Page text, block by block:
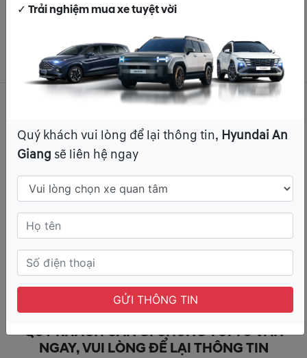
DOANH
TẠI SAO CHỌN CHÚNG TÔI
CAM KẾT GIÁ BÁN RẺ NHẤT
ĐẠI LÝ KHUYẾN MÃI NHIỀU NHẤT
CHĂM SÓC KHÁCH HÀNG NHIỆT TÌNH NHẤT
QUÝ KHÁCH CẦN GÌ CHÚNG TÔI TƯ VẤN
NGAY, VUI LÒNG ĐỂ LẠI THÔNG TIN
✓ Trải nghiệm mua xe tuyệt vời
Quý khách vui lòng để lại thông tin, Hyundai An
Giang sẽ liên hệ ngay
GỬI THÔNG TIN